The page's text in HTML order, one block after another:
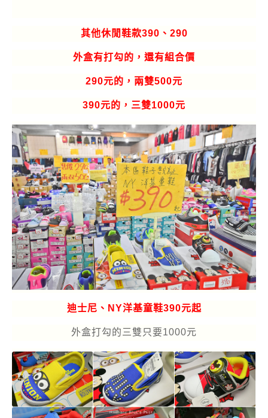
其他休閒鞋款390、290
外盒有打勾的，還有組合價
290元的，兩雙500元
390元的，三雙1000元
迪士尼、NY洋基童鞋390元起
外盒打勾的三雙只要1000元